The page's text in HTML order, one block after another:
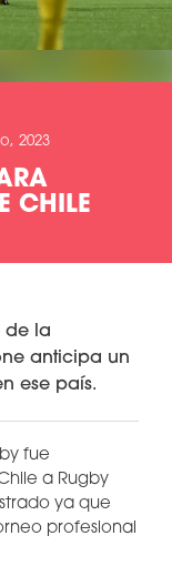
2023
CHILE
de la
anticipa un
ese país.
fue
a Rugby
ya que
profesional